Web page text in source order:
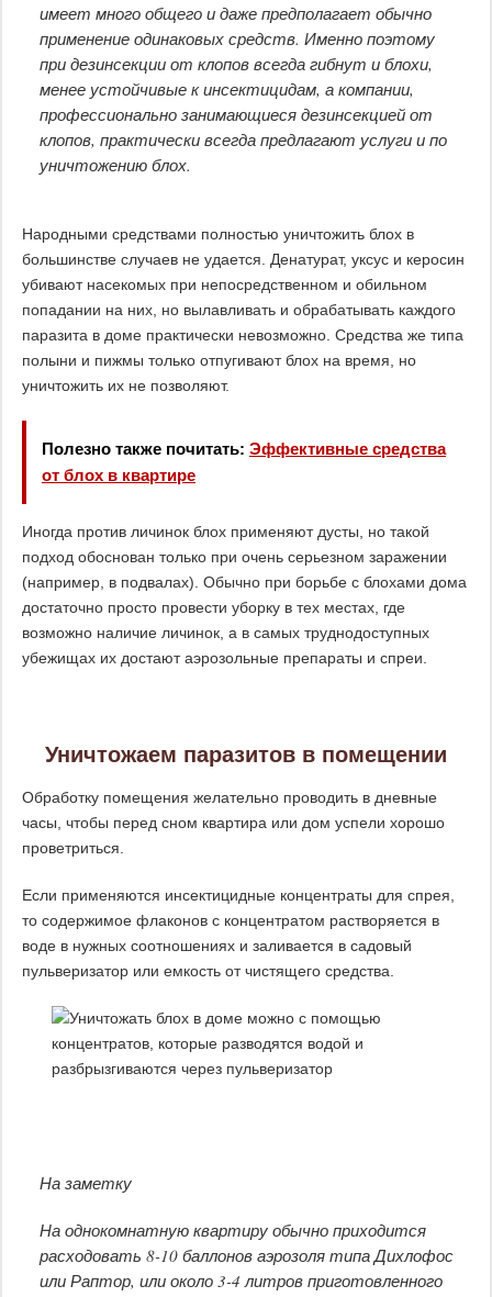
имеет много общего и даже предполагает обычно
применение одинаковых средств. Именно поэтому
при дезинсекции от клопов всегда гибнут и блохи,
менее устойчивые к инсектицидам, а компании,
профессионально занимающиеся дезинсекцией от
клопов, практически всегда предлагают услуги и по
уничтожению блох.
Народными средствами полностью уничтожить блох в
большинстве случаев не удается. Денатурат, уксус и керосин
убивают насекомых при непосредственном и обильном
попадании на них, но вылавливать и обрабатывать каждого
паразита в доме практически невозможно. Средства же типа
полыни и пижмы только отпугивают блох на время, но
уничтожить их не позволяют.
Полезно также почитать: Эффективные средства
от блох в квартире
Иногда против личинок блох применяют дусты, но такой
подход обоснован только при очень серьезном заражении
(например, в подвалах). Обычно при борьбе с блохами дома
достаточно просто провести уборку в тех местах, где
возможно наличие личинок, а в самых труднодоступных
убежищах их достают аэрозольные препараты и спреи.
Уничтожаем паразитов в помещении
Обработку помещения желательно проводить в дневные
часы, чтобы перед сном квартира или дом успели хорошо
проветриться.
Если применяются инсектицидные концентраты для спрея,
то содержимое флаконов с концентратом растворяется в
воде в нужных соотношениях и заливается в садовый
пульверизатор или емкость от чистящего средства.
На заметку
На однокомнатную квартиру обычно приходится
расходовать 8-10 баллонов аэрозоля типа Дихлофос
или Раптор, или около 3-4 литров приготовленного